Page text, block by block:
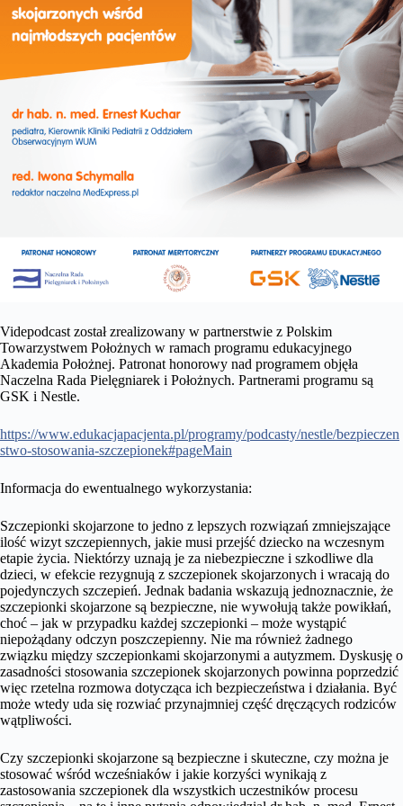
Videpodcast został zrealizowany w partnerstwie z Polskim
Towarzystwem Położnych w ramach programu edukacyjnego
Akademia Położnej. Patronat honorowy nad programem objęła
Naczelna Rada Pielęgniarek i Położnych. Partnerami programu są
GSK i Nestle.
https://www.edukacjapacjenta.pl/programy/podcasty/nestle/bezpieczen
stwo-stosowania-szczepionek#pageMain
Informacja do ewentualnego wykorzystania:
Szczepionki skojarzone to jedno z lepszych rozwiązań zmniejszające
ilość wizyt szczepiennych, jakie musi przejść dziecko na wczesnym
etapie życia. Niektórzy uznają je za niebezpieczne i szkodliwe dla
dzieci, w efekcie rezygnują z szczepionek skojarzonych i wracają do
pojedynczych szczepień. Jednak badania wskazują jednoznacznie, że
szczepionki skojarzone są bezpieczne, nie wywołują także powikłań,
choć – jak w przypadku każdej szczepionki – może wystąpić
niepożądany odczyn poszczepienny. Nie ma również żadnego
związku między szczepionkami skojarzonymi a autyzmem. Dyskusję o
zasadności stosowania szczepionek skojarzonych powinna poprzedzić
więc rzetelna rozmowa dotycząca ich bezpieczeństwa i działania. Być
może wtedy uda się rozwiać przynajmniej część dręczących rodziców
wątpliwości.
Czy szczepionki skojarzone są bezpieczne i skuteczne, czy można je
stosować wśród wcześniaków i jakie korzyści wynikają z
zastosowania szczepionek dla wszystkich uczestników procesu